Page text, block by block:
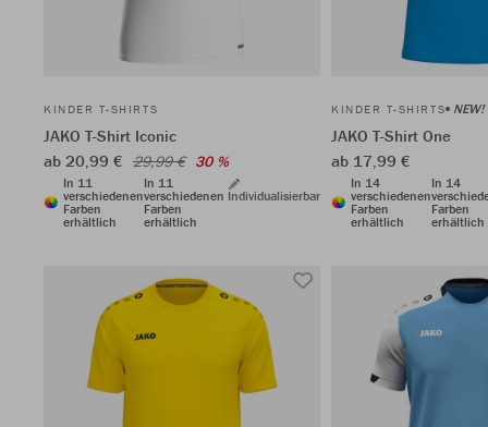
KINDER T-SHIRTS
JAKO T-Shirt Iconic
ab 20,99 € 29,99 € 30 %
In 11
verschiedenen
Farben
erhältlich
In 11
verschiedenen
Farben
erhältlich
Individualisierbar
KINDER T-SHIRTS NEW!
JAKO T-Shirt One
ab 17,99 €
In 14
verschiedenen
Farben
erhältlich
In 14
Farben
erhältlich